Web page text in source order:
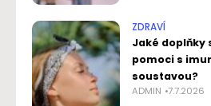
ZDRAVÍ
Jaké doplňky
pomoci s
soustavou?
ADMIN 7.7.2026